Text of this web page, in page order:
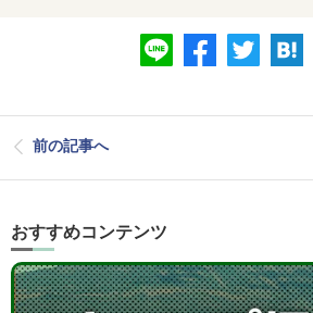
前の記事へ
おすすめコンテンツ